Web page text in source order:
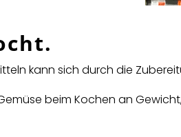
kann sich durch die
beim Kochen an